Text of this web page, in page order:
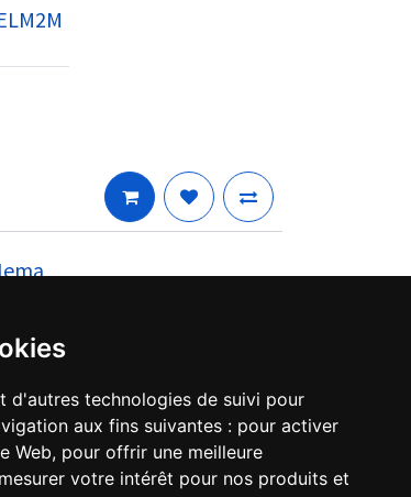
d'autres technologies de suivi pour
aux fins suivantes : pour activer
Web, pour offrir une meilleure
votre intérêt pour nos produits et